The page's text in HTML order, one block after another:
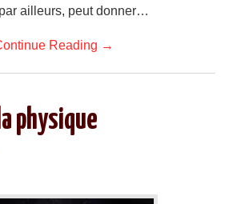
ailleurs, peut donner…
Reading →
physique